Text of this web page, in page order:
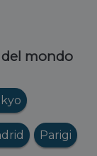
mondo
Parigi